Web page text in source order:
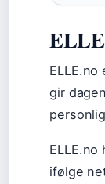
gir
ifølge